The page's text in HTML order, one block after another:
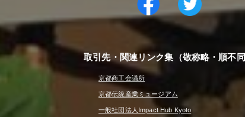
取引先・関連リンク集（敬称略・順不同
京都商工会議所
京都伝統産業ミュージアム
一般社団法人Impact Hub Kyoto